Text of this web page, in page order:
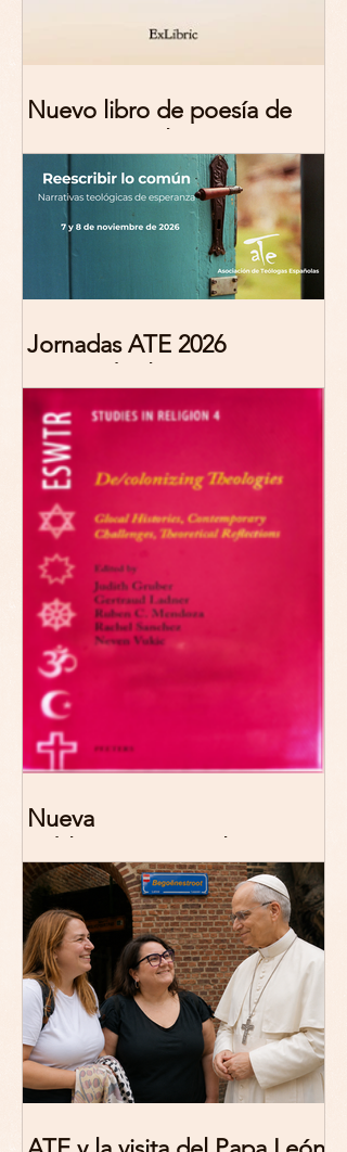
Nuevo libro de poesía de
Jornadas ATE 2026
Narrativas teológicas de
esperanza" 7-8 Noviembre
2026 Madrid
Nueva
Theologies. Glocal Histories,
Contemporary Challenges,
Theoretical Reflections